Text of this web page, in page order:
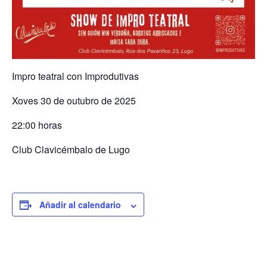
Impro teatral con Improdutivas
Xoves 30 de outubro de 2025
22:00 horas
Club Clavicémbalo de Lugo
Añadir al calendario